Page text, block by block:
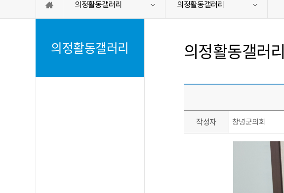
의정활동갤러리 의정활동갤러리
의정활동갤러리 의정활동갤러리
작성자 창녕군의회